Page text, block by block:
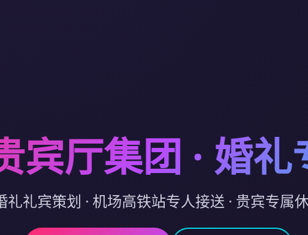
宾厅集团 · 婚
礼礼宾策划 · 机场高铁站专人接送 · 贵宾专属